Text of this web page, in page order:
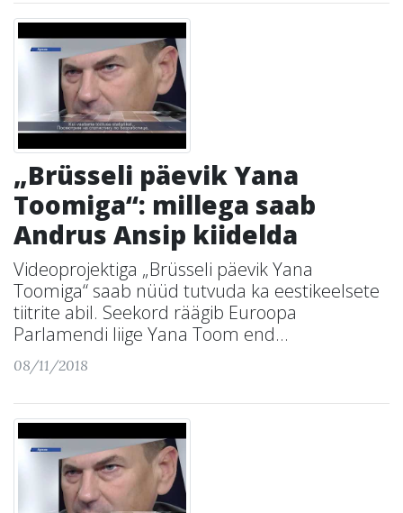
„Brüsseli päevik Yana
Toomiga“: millega saab
Andrus Ansip kiidelda
Videoprojektiga „Brüsseli päevik Yana
Toomiga“ saab nüüd tutvuda ka eestikeelsete
tiitrite abil. Seekord räägib Euroopa
Parlamendi liige Yana Toom end...
08/11/2018